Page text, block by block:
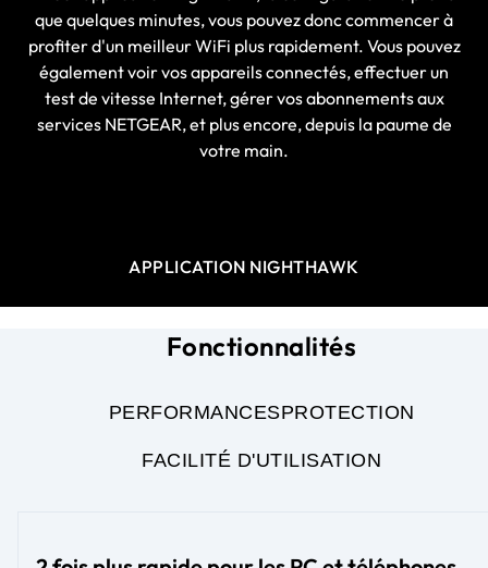
que quelques minutes, vous pouvez donc commencer à
profiter d'un meilleur WiFi plus rapidement. Vous pouvez
également voir vos appareils connectés, effectuer un
test de vitesse Internet, gérer vos abonnements aux
services NETGEAR, et plus encore, depuis la paume de
votre main.
APPLICATION NIGHTHAWK
Fonctionnalités
PERFORMANCESPROTECTION
FACILITÉ D'UTILISATION